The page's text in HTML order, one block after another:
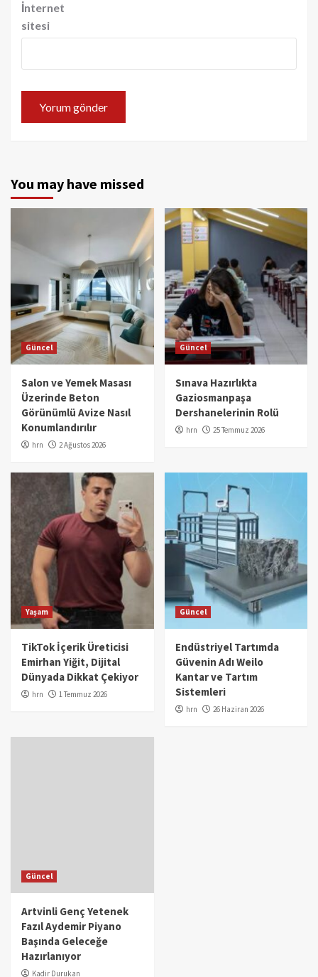
İnternet
sitesi
You may have missed
Güncel
Salon ve Yemek Masası
Üzerinde Beton
Görünümlü Avize Nasıl
Konumlandırılır
hrn 2 Ağustos 2026
Güncel
Sınava Hazırlıkta
Gaziosmanpaşa
Dershanelerinin Rolü
hrn 25 Temmuz 2026
Yaşam
TikTok İçerik Üreticisi
Emirhan Yiğit, Dijital
Dünyada Dikkat Çekiyor
hrn 1 Temmuz 2026
Güncel
Endüstriyel Tartımda
Güvenin Adı Weilo
Kantar ve Tartım
Sistemleri
hrn 26 Haziran 2026
Güncel
Artvinli Genç Yetenek
Fazıl Aydemir Piyano
Başında Geleceğe
Hazırlanıyor
Kadir Durukan